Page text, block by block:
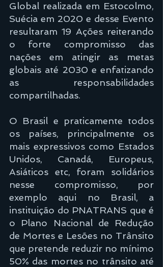
Global realizada em Estocolmo,
Suécia em 2020 e desse Evento
resultaram 19 Ações reiterando
o forte compromisso das
nações em atingir as metas
globais até 2030 e enfatizando
as responsabilidades
compartilhadas.
O Brasil e praticamente todos
os países, principalmente os
mais expressivos como Estados
Unidos, Canadá, Europeus,
Asiáticos etc, foram solidários
nesse compromisso, por
exemplo aqui no Brasil, a
instituição do PNATRANS que é
o Plano Nacional de Redução
de Mortes e Lesões no Trânsito
que pretende reduzir no mínimo
50% das mortes no trânsito até